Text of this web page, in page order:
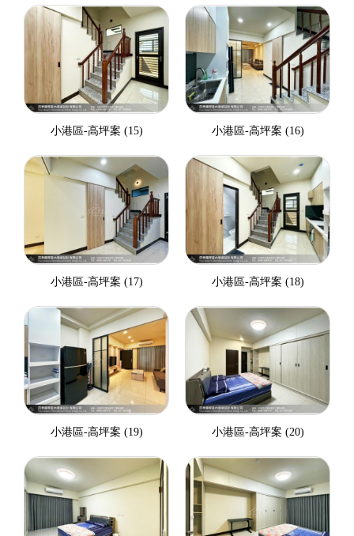
小港區-高坪案 (15) 小港區-高坪案 (16)
小港區-高坪案 (17) 小港區-高坪案 (18)
小港區-高坪案 (19) 小港區-高坪案 (20)